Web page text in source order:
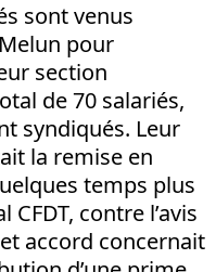
sont venus
pour
section
de 70 salariés,
syndiqués. Leur
la remise en
temps plus
contre l’avis
accord concernait